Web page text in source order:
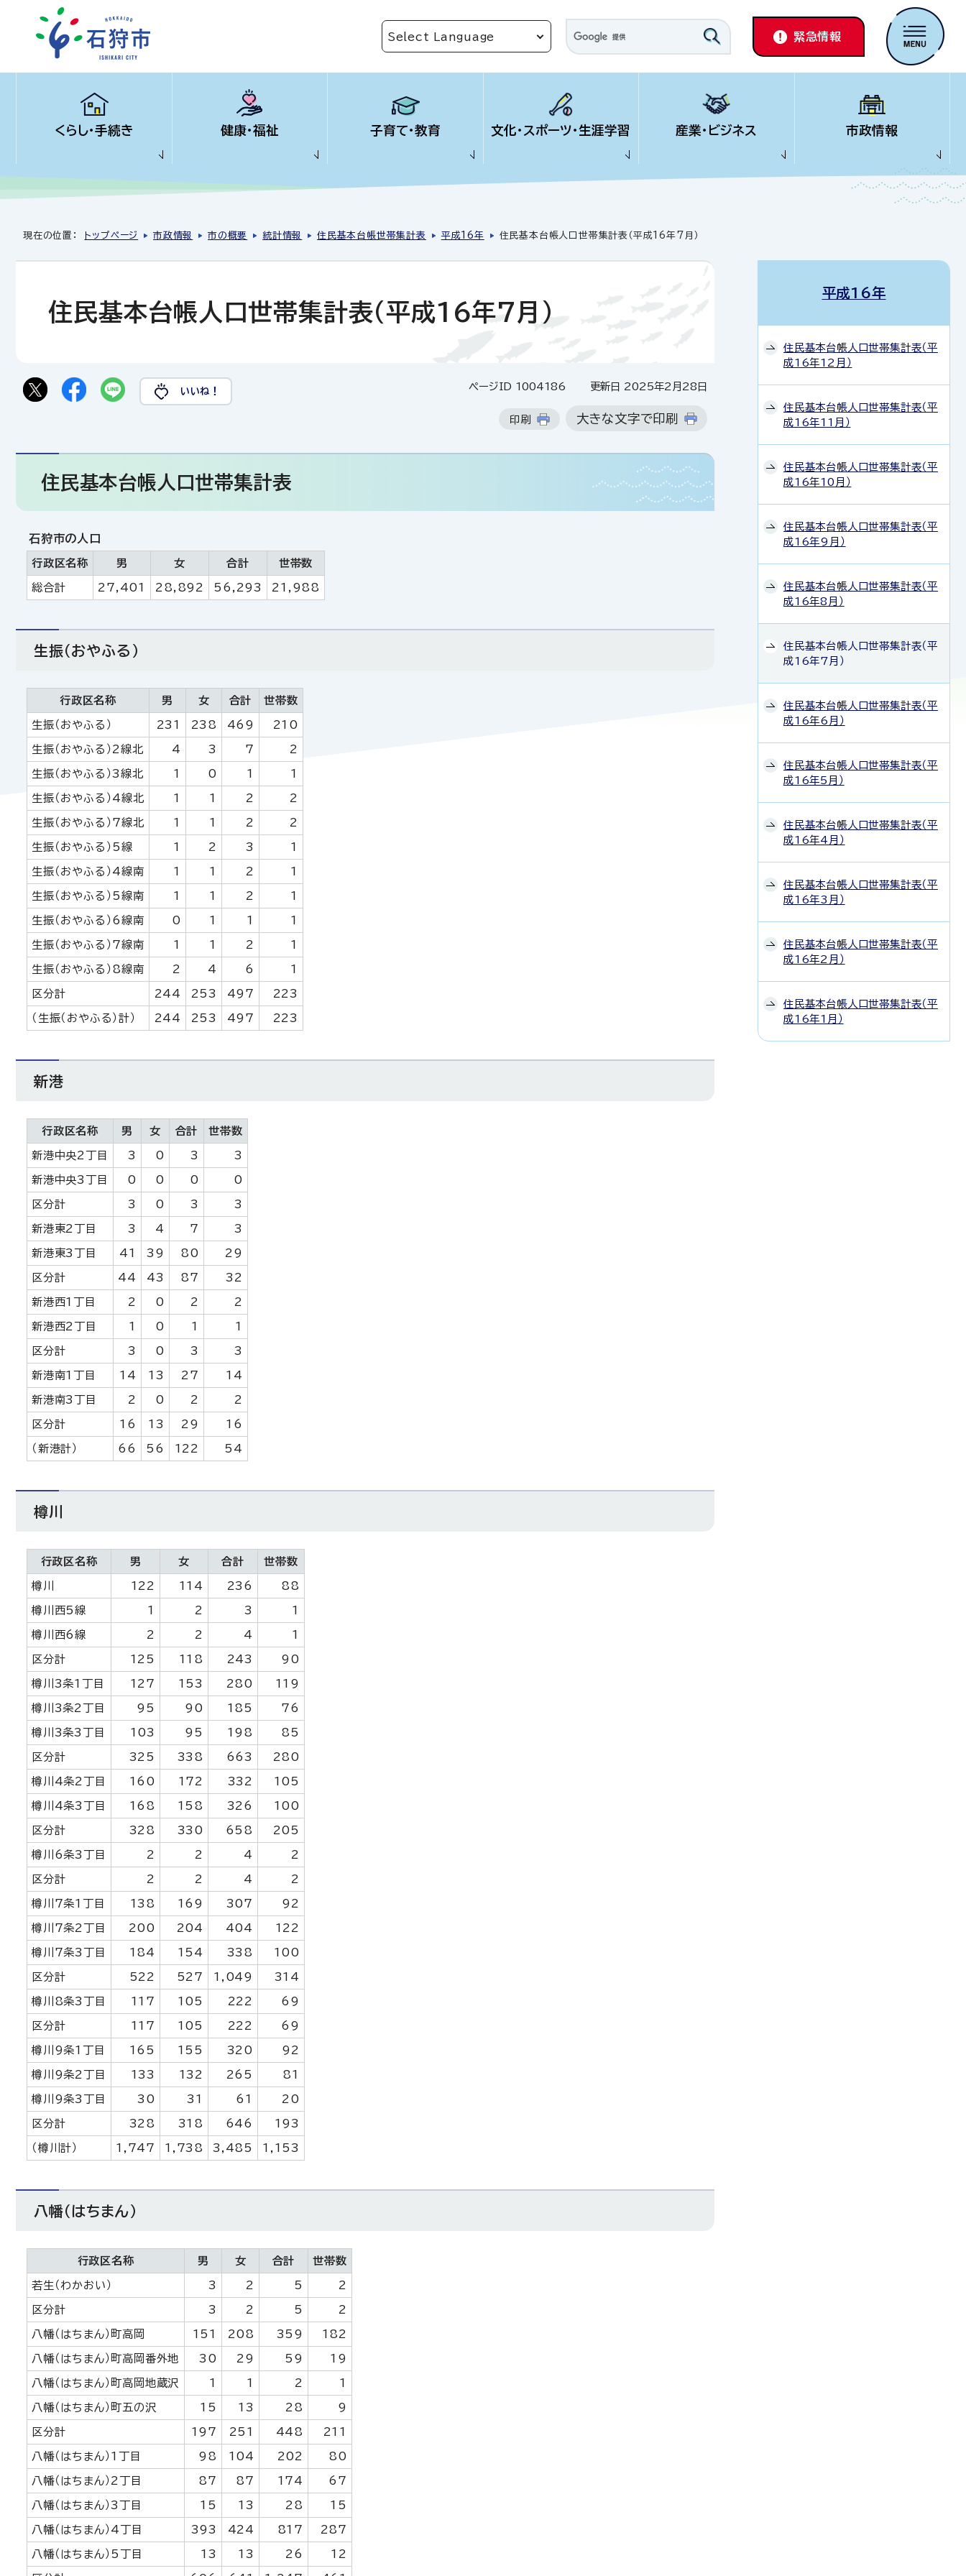
緊急情報
くらし・手続き 健康・福祉 子育て・教育 文化・スポーツ・生涯学習 産業・ビジネス 市政情報
現在の位置： トップページ 市政情報 市の概要 統計情報 住民基本台帳世帯集計表 平成16年 住民基本台帳人口世帯集計表（平成16年7月）
住民基本台帳人口世帯集計表（平成16年7月）
いいね！ ページID 1004186 更新日 2025年2月28日
印刷 大きな文字で印刷
住民基本台帳人口世帯集計表
石狩市の人口
行政区名称 男 女 合計 世帯数
総合計 27,401 28,892 56,293 21,988
生振（おやふる）
行政区名称 男 女 合計 世帯数
生振（おやふる） 231 238 469 210
生振（おやふる）2線北 4 3 7 2
生振（おやふる）3線北 1 0 1 1
生振（おやふる）4線北 1 1 2 2
生振（おやふる）7線北 1 1 2 2
生振（おやふる）5線 1 2 3 1
生振（おやふる）4線南 1 1 2 1
生振（おやふる）5線南 1 1 2 1
生振（おやふる）6線南 0 1 1 1
生振（おやふる）7線南 1 1 2 1
生振（おやふる）8線南 2 4 6 1
区分計 244 253 497 223
（生振（おやふる）計） 244 253 497 223
新港
行政区名称 男 女 合計 世帯数
新港中央2丁目 3 0 3 3
新港中央3丁目 0 0 0 0
区分計 3 0 3 3
新港東2丁目 3 4 7 3
新港東3丁目 41 39 80 29
区分計 44 43 87 32
新港西1丁目 2 0 2 2
新港西2丁目 1 0 1 1
区分計 3 0 3 3
新港南1丁目 14 13 27 14
新港南3丁目 2 0 2 2
区分計 16 13 29 16
（新港計） 66 56 122 54
樽川
行政区名称 男 女 合計 世帯数
樽川 122 114 236 88
樽川西5線 1 2 3 1
樽川西6線 2 2 4 1
区分計 125 118 243 90
樽川3条1丁目 127 153 280 119
樽川3条2丁目 95 90 185 76
樽川3条3丁目 103 95 198 85
区分計 325 338 663 280
樽川4条2丁目 160 172 332 105
樽川4条3丁目 168 158 326 100
区分計 328 330 658 205
樽川6条3丁目 2 2 4 2
区分計 2 2 4 2
樽川7条1丁目 138 169 307 92
樽川7条2丁目 200 204 404 122
樽川7条3丁目 184 154 338 100
区分計 522 527 1,049 314
樽川8条3丁目 117 105 222 69
区分計 117 105 222 69
樽川9条1丁目 165 155 320 92
樽川9条2丁目 133 132 265 81
樽川9条3丁目 30 31 61 20
区分計 328 318 646 193
（樽川計） 1,747 1,738 3,485 1,153
八幡（はちまん）
行政区名称 男 女 合計 世帯数
若生（わかおい） 3 2 5 2
区分計 3 2 5 2
八幡（はちまん）町高岡 151 208 359 182
八幡（はちまん）町高岡番外地 30 29 59 19
八幡（はちまん）町高岡地蔵沢 1 1 2 1
八幡（はちまん）町五の沢 15 13 28 9
区分計 197 251 448 211
八幡（はちまん）1丁目 98 104 202 80
八幡（はちまん）2丁目 87 87 174 67
八幡（はちまん）3丁目 15 13 28 15
八幡（はちまん）4丁目 393 424 817 287
八幡（はちまん）5丁目 13 13 26 12
平成16年
住民基本台帳人口世帯集計表（平
成16年12月）
住民基本台帳人口世帯集計表（平
成16年11月）
住民基本台帳人口世帯集計表（平
成16年10月）
住民基本台帳人口世帯集計表（平
成16年9月）
住民基本台帳人口世帯集計表（平
成16年8月）
住民基本台帳人口世帯集計表（平
成16年7月）
住民基本台帳人口世帯集計表（平
成16年6月）
住民基本台帳人口世帯集計表（平
成16年5月）
住民基本台帳人口世帯集計表（平
成16年4月）
住民基本台帳人口世帯集計表（平
成16年3月）
住民基本台帳人口世帯集計表（平
成16年2月）
住民基本台帳人口世帯集計表（平
成16年1月）